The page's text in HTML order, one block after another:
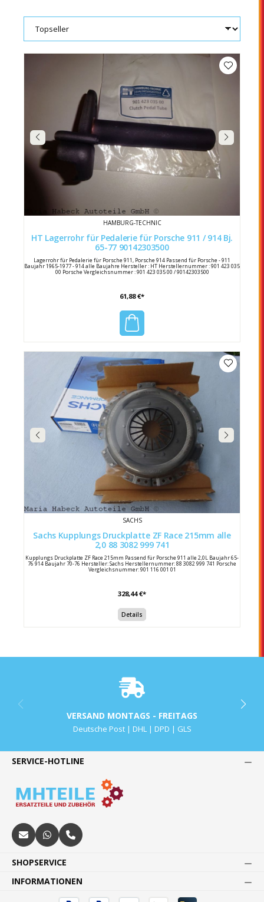
HAMBURG-TECHNIC
HT Lagerrohr für Pedalerie für Porsche 911 / 914 Bj.
65-77 90142303500
Lagerrohr für Pedalerie für Porsche 911, Porsche 914 Passend für Porsche - 911
Baujahr 1965-1977 - 914 alle Baujahre Hersteller : HT Herstellernummer : 901 423 035
00 Porsche Vergleichsnummer : 901 423 035 00 / 90142303500
61,88 €*
SACHS
Sachs Kupplungs Druckplatte ZF Race 215mm alle
2,0 88 3082 999 741
Kupplungs Druckplatte ZF Race 215mm Passend für Porsche 911 alle 2,0L Baujahr 65-
76 914 Baujahr 70-76 Hersteller: Sachs Herstellernummer: 88 3082 999 741 Porsche
Vergleichsnummer: 901 116 001 01
328,44 €*
Details
VERSAND MONTAGS - FREITAGS
Deutsche Post | DHL | DPD | GLS
SERVICE-HOTLINE
SHOPSERVICE
INFORMATIONEN